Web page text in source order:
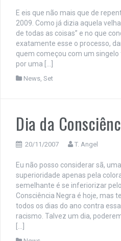
E eis que não mais que de
2009. Como já dizia aquela
de todas as coisas” e no que
exatamente esse o processo,
quem começou com um
por uma […]
News, Set
Dia da
20/11/2007 T. Angel
Eu não posso considerar sã,
superioridade apenas pela
semelhante é se inferiorizar
Consciência Negra é hoje, mas
todos os dias do ano contra
racismo. Talvez um dia,
[…]